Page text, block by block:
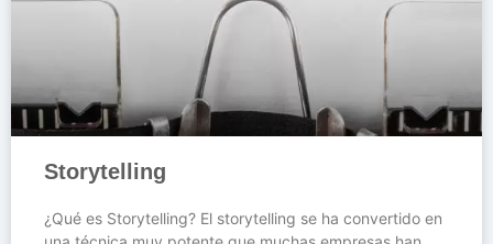
Storytelling
¿Qué es Storytelling? El storytelling se ha convertido en